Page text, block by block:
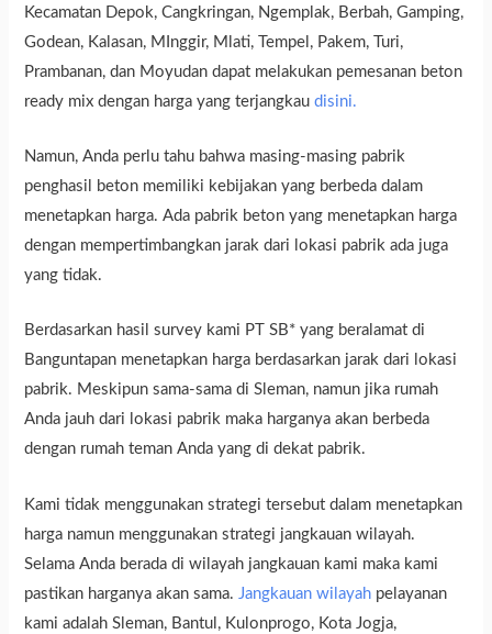
Kecamatan Depok, Cangkringan, Ngemplak, Berbah, Gamping,
Godean, Kalasan, MInggir, Mlati, Tempel, Pakem, Turi,
Prambanan, dan Moyudan dapat melakukan pemesanan beton
ready mix dengan harga yang terjangkaudisini.
Namun, Anda perlu tahu bahwa masing-masing pabrik
penghasil beton memiliki kebijakan yang berbeda dalam
menetapkan harga. Ada pabrik beton yang menetapkan harga
dengan mempertimbangkan jarak dari lokasi pabrik ada juga
yang tidak.
Berdasarkan hasil survey kami PT SB* yang beralamat di
Banguntapan menetapkan harga berdasarkan jarak dari lokasi
pabrik. Meskipun sama-sama di Sleman, namun jika rumah
Anda jauh dari lokasi pabrik maka harganya akan berbeda
dengan rumah teman Anda yang di dekat pabrik.
Kami tidak menggunakan strategi tersebut dalam menetapkan
harga namun menggunakan strategi jangkauan wilayah.
Selama Anda berada di wilayah jangkauan kami maka kami
pastikan harganya akan sama. Jangkauan wilayah pelayanan
kami adalah Sleman, Bantul, Kulonprogo, Kota Jogja,